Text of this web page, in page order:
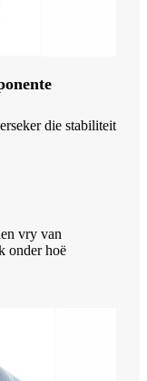
die stabiliteit
vry van
onder hoë